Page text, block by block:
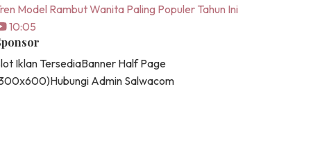
Model Rambut Wanita Paling Populer Tahun Ini
10:05
Iklan TersediaBanner Half Page
Hubungi Admin Salwacom